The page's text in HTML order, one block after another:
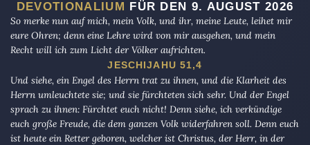
DEVOTIONALIUM FÜR DEN 9. AUGUST 2026
So merke nun auf mich, mein Volk, und ihr, meine Leute, leihet mir
eure Ohren; denn eine Lehre wird von mir ausgehen, und mein
Recht will ich zum Licht der Völker aufrichten.
JESCHIJAHU 51,4
Und siehe, ein Engel des Herrn trat zu ihnen, und die Klarheit des
Herrn umleuchtete sie; und sie fürchteten sich sehr. Und der Engel
sprach zu ihnen: Fürchtet euch nicht! Denn siehe, ich verkündige
euch große Freude, die dem ganzen Volk widerfahren soll. Denn euch
ist heute ein Retter geboren, welcher ist Christus, der Herr, in der